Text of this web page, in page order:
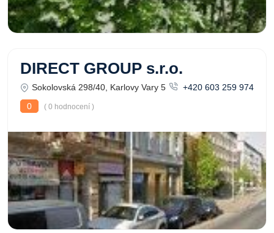
DIRECT GROUP s.r.o.
Sokolovská 298/40, Karlovy Vary 5
+420 603 259 974
0
( 0 hodnocení )